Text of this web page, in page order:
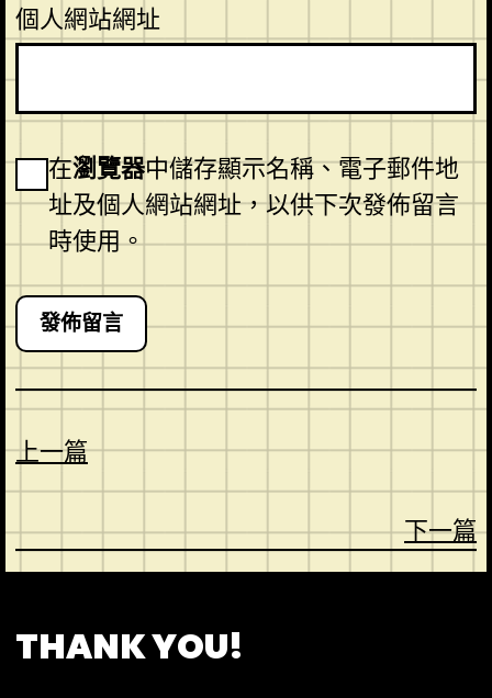
個人網站網址
在瀏覽器中儲存顯示名稱、電子郵件地
址及個人網站網址，以供下次發佈留言
時使用。
上一篇
下一篇
THANK YOU!